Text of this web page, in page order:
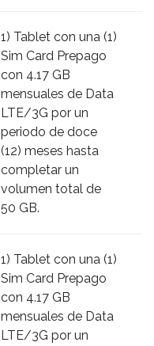
1) Tablet con una (1)
Sim Card Prepago
con 4.17 GB
mensuales de Data
LTE/3G por un
periodo de doce
(12) meses hasta
completar un
volumen total de
50 GB.
1) Tablet con una (1)
Sim Card Prepago
con 4.17 GB
mensuales de Data
LTE/3G por un